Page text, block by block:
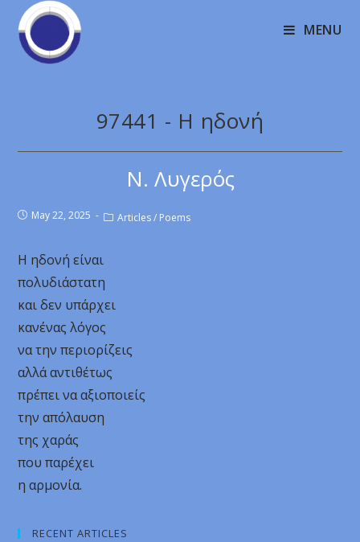
MENU
97441 - Η ηδονή
Ν. Λυγερός
May 22, 2025 Articles / Poems
Η ηδονή είναι
πολυδιάστατη
και δεν υπάρχει
κανένας λόγος
να την περιορίζεις
αλλά αντιθέτως
πρέπει να αξιοποιείς
την απόλαυση
της χαράς
που παρέχει
η αρμονία.
RECENT ARTICLES